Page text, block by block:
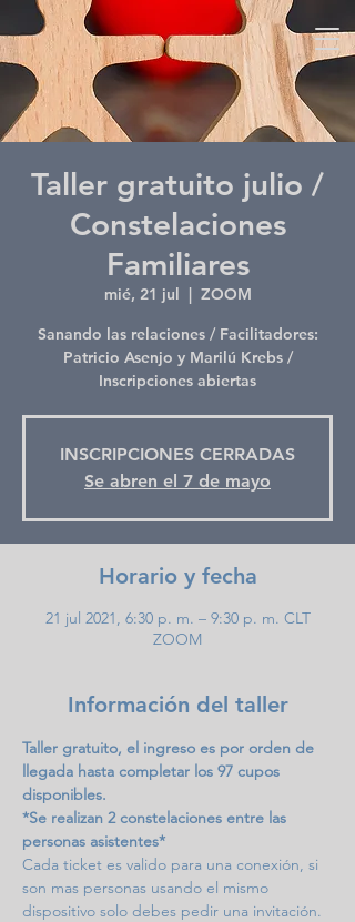
Taller gratuito julio /
Constelaciones
Familiares
mié, 21 jul
  |
ZOOM
Sanando las relaciones / Facilitadores:
Patricio Asenjo y Marilú Krebs /
Inscripciones abiertas
INSCRIPCIONES CERRADAS
Se abren el 7 de mayo
Horario y fecha
21 jul 2021, 6:30 p. m. – 9:30 p. m. CLT
ZOOM
Información del taller
Taller gratuito, el ingreso es por orden de
llegada hasta completar los 97 cupos
disponibles.
*Se realizan 2 constelaciones entre las
personas asistentes*
Cada ticket es valido para una conexión, si
son mas personas usando el mismo
dispositivo solo debes pedir una invitación.